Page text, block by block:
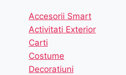
Accesorii Smart
Activitati Exterior
Carti
Costume
Decoratiuni